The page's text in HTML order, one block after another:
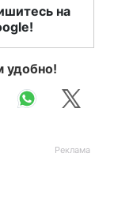
на
удобно!